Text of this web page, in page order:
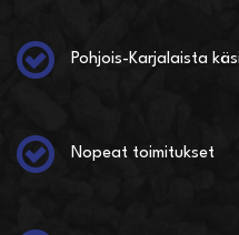
Pohjois-Karjalaista
Nopeat toimitukset